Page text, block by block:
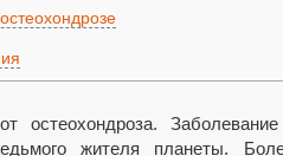
остеохондроза.
жителя планеты.